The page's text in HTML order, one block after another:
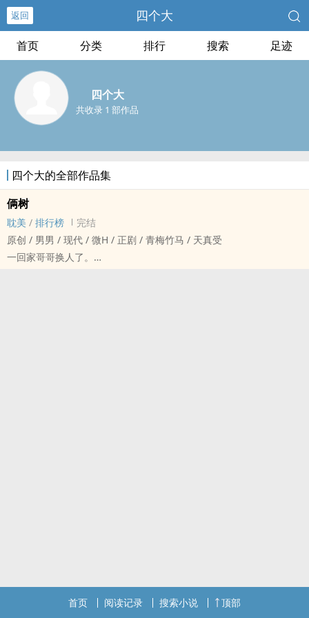
返回 四个大
首页 分类 排行 搜索 足迹
四个大
共收录 1 部作品
四个大的全部作品集
俩树
耽美 / 排行榜
完结
原创 / 男男 / 现代 / 微H / 正剧 / 青梅竹马 / 天真受
一回家哥哥换人了。
首页 阅读记录 搜索小说 顶部